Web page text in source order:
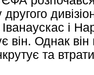
і
він. Однак
та